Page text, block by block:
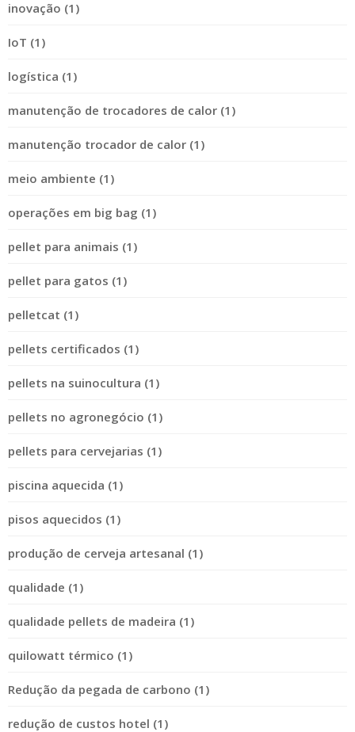
inovação (1)
IoT (1)
logística (1)
manutenção de trocadores de calor (1)
manutenção trocador de calor (1)
meio ambiente (1)
operações em big bag (1)
pellet para animais (1)
pellet para gatos (1)
pelletcat (1)
pellets certificados (1)
pellets na suinocultura (1)
pellets no agronegócio (1)
pellets para cervejarias (1)
piscina aquecida (1)
pisos aquecidos (1)
produção de cerveja artesanal (1)
qualidade (1)
qualidade pellets de madeira (1)
quilowatt térmico (1)
Redução da pegada de carbono (1)
redução de custos hotel (1)